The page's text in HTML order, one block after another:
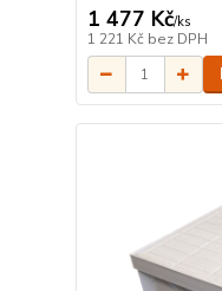
1 477 Kč/ks
1 221 Kč bez DPH